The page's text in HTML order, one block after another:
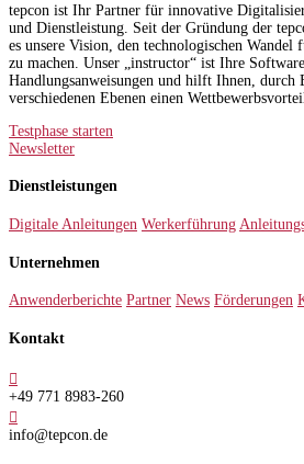
tepcon ist Ihr Partner für innovative
und Dienstleistung. Seit der Gründung der
es unsere Vision, den technologischen Wandel
zu machen. Unser „instructor“ ist Ihre
Handlungsanweisungen und hilft Ihnen, durch
verschiedenen Ebenen einen
Testphase starten
Newsletter
Dienstleistungen
Digitale Anleitungen Werkerführung
Unternehmen
Anwenderberichte Partner News Förderungen
Kontakt

+49 771 8983-260

info@tepcon.de